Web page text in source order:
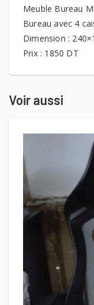
Meuble Bureau
Bureau avec 4
Dimension :
Prix : 1850 DT
Voir aussi